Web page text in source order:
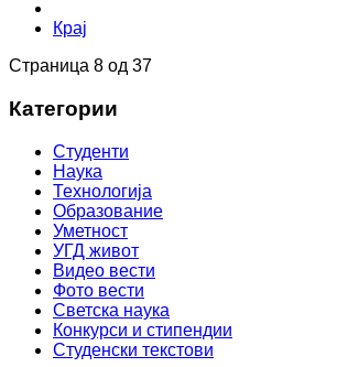
Крај
Страница 8 од 37
Категории
Студенти
Наука
Технологија
Образование
Уметност
УГД живот
Видео вести
Фото вести
Светска наука
Конкурси и стипендии
Студенски текстови